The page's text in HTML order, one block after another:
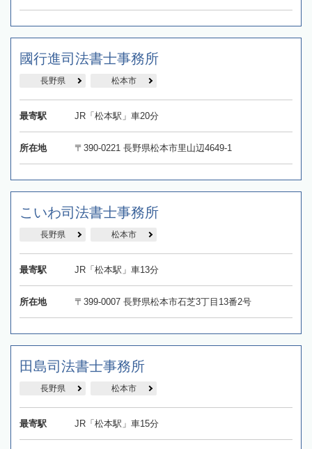
國行進司法書士事務所
長野県 松本市
最寄駅 JR「松本駅」車20分
所在地 〒390-0221 長野県松本市里山辺4649-1
こいわ司法書士事務所
長野県 松本市
最寄駅 JR「松本駅」車13分
所在地 〒399-0007 長野県松本市石芝3丁目13番2号
田島司法書士事務所
長野県 松本市
最寄駅 JR「松本駅」車15分